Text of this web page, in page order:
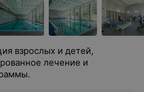
взрослых и детей,
лечение и